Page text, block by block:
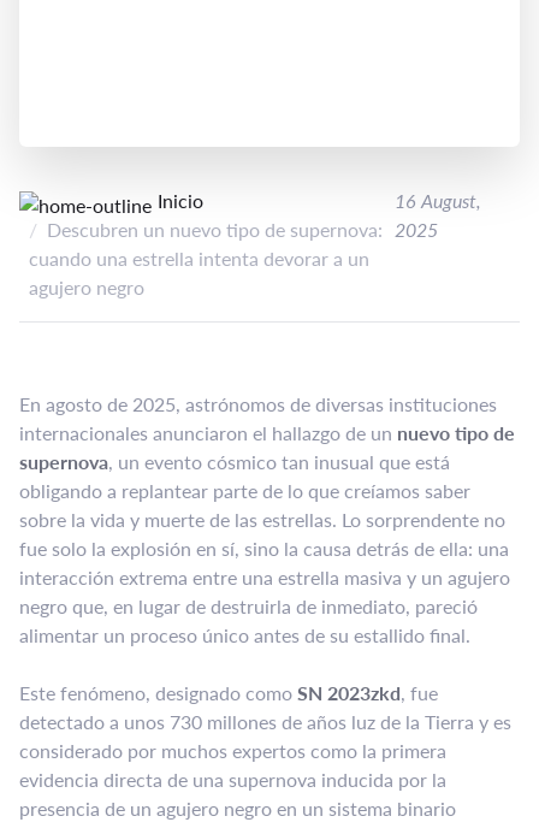
Inicio
Descubren un nuevo tipo de supernova:
cuando una estrella intenta devorar a un
agujero negro
16 August,
2025
En agosto de 2025, astrónomos de diversas instituciones
internacionales anunciaron el hallazgo de un nuevo tipo de
supernova, un evento cósmico tan inusual que está
obligando a replantear parte de lo que creíamos saber
sobre la vida y muerte de las estrellas. Lo sorprendente no
fue solo la explosión en sí, sino la causa detrás de ella: una
interacción extrema entre una estrella masiva y un agujero
negro que, en lugar de destruirla de inmediato, pareció
alimentar un proceso único antes de su estallido final.
Este fenómeno, designado comoSN 2023zkd, fue
detectado a unos 730 millones de años luz de la Tierra y es
considerado por muchos expertos como la primera
evidencia directa de una supernova inducida por la
presencia de un agujero negro en un sistema binario